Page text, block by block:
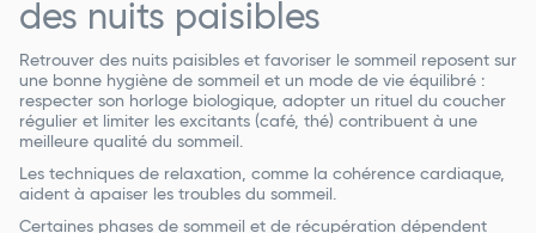
des nuits paisibles
Retrouver des nuits paisibles et favoriser le sommeil reposent sur
une bonne hygiène de sommeil et un mode de vie équilibré :
respecter son horloge biologique, adopter un rituel du coucher
régulier et limiter les excitants (café, thé) contribuent à une
meilleure qualité du sommeil.
Les techniques de relaxation, comme la cohérence cardiaque,
aident à apaiser les troubles du sommeil.
Certaines phases de sommeil et de récupération dépendent